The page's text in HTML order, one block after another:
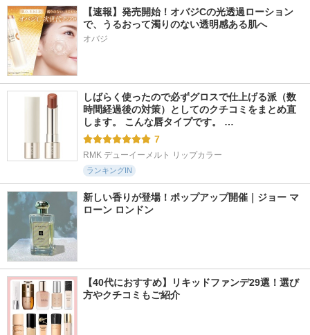
【速報】発売開始！オバジCの光透過ローション
で、うるおって濁りのない透明感ある肌へ
オバジ
しばらく使ったので必ずグロスで仕上げる派（数
時間経過後の対策）としてのクチコミをまとめ直
します。 こんな唇タイプです。 …
7
RMK デューイーメルト リップカラー
ランキングIN
新しい香りが登場！ポップアップ開催｜ジョー マ
ローン ロンドン
【40代におすすめ】リキッドファンデ29選！選び
方やクチコミもご紹介